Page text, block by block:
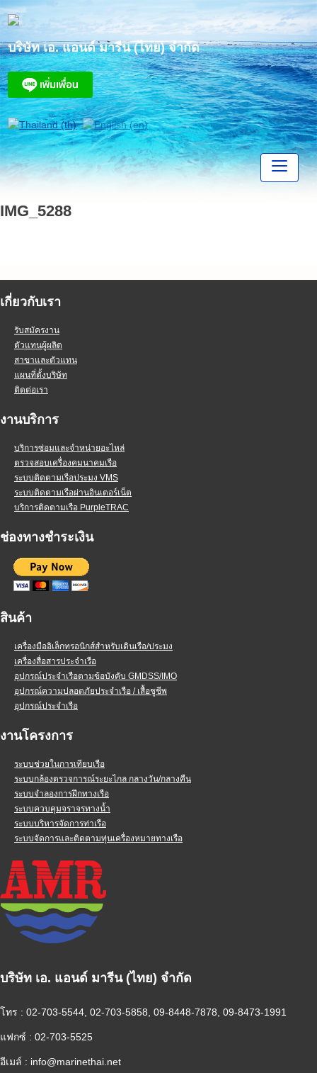
Skip
to
บริษัท เอ. แอนด์ มารีน (ไทย) จำกัด
IMG_5288
เกี่ยวกับเรา
รับสมัครงาน
ตัวแทนผู้ผลิต
สาขาและตัวแทน
แผนที่ตั้งบริษัท
ติดต่อเรา
งานบริการ
บริการซ่อมและจำหน่ายอะไหล่
ตรวจสอบเครื่องคมนาคมเรือ
ระบบติดตามเรือประมง VMS
ระบบติดตามเรือผ่านอินเตอร์เน็ต
บริการติดตามเรือ PurpleTRAC
ช่องทางชำระเงิน
สินค้า
เครื่องมืออิเล็กทรอนิกส์สำหรับเดินเรือ/ประมง
เครื่องสื่อสารประจำเรือ
อุปกรณ์ประจำเรือตามข้อบังคับ GMDSS/IMO
อุปกรณ์ความปลอดภัยประจำเรือ / เสื้อชูชีพ
อุปกรณ์ประจำเรือ
งานโครงการ
ระบบช่วยในการเทียบเรือ
ระบบกล้องตรวจการณ์ระยะไกล กลางวัน/กลางคืน
ระบบจำลองการฝึกทางเรือ
ระบบควบคุมจราจรทางน้ำ
ระบบบริหารจัดการท่าเรือ
ระบบจัดการและติดตามทุ่นเครื่องหมายทางเรือ
บริษัท เอ. แอนด์ มารีน (ไทย) จำกัด
โทร : 02-703-5544, 02-703-5858, 09-8448-7878, 09-8473-1991
แฟกซ์ : 02-703-5525
อีเมล์ : info@marinethai.net